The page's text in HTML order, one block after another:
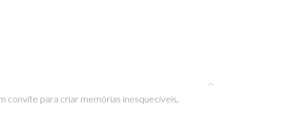
convite para criar memórias inesquecíveis,